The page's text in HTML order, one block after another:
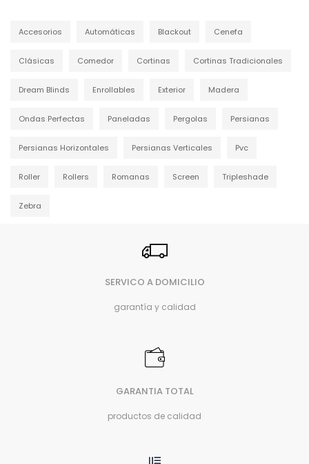
Accesorios Automáticas Blackout Cenefa
Clásicas Comedor Cortinas Cortinas Tradicionales
Dream Blinds Enrollables Exterior Madera
Ondas Perfectas Paneladas Pergolas Persianas
Persianas Horizontales Persianas Verticales Pvc
Roller Rollers Romanas Screen Tripleshade
Zebra
SERVICO A DOMICILIO
garantía y calidad
GARANTIA TOTAL
productos de calidad